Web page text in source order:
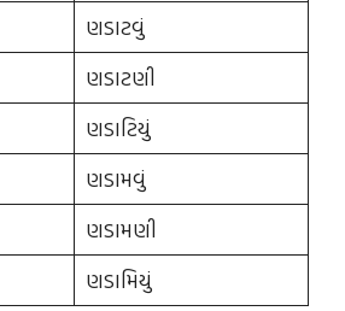
ણડાટવું
ણડાટણી
ણડાટિયું
ણડામવું
ણડામણી
ણડામિયું